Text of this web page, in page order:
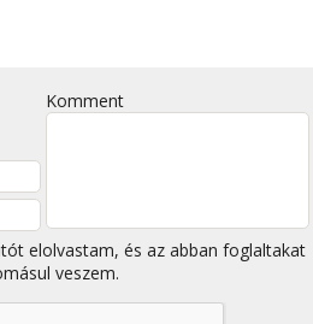
Komment
elolvastam, és az abban foglaltakat
veszem.